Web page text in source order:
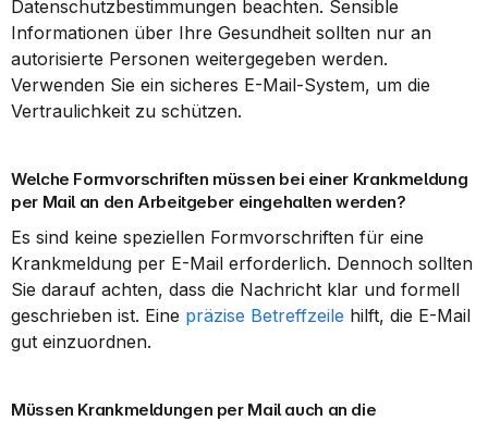
Datenschutzbestimmungen beachten. Sensible
Informationen über Ihre Gesundheit sollten nur an
autorisierte Personen weitergegeben werden.
Verwenden Sie ein sicheres E-Mail-System, um die
Vertraulichkeit zu schützen.
Welche Formvorschriften müssen bei einer Krankmeldung
per Mail an den Arbeitgeber eingehalten werden?
Es sind keine speziellen Formvorschriften für eine
Krankmeldung per E-Mail erforderlich. Dennoch sollten
Sie darauf achten, dass die Nachricht klar und formell
geschrieben ist. Eine präzise Betreffzeile hilft, die E-Mail
gut einzuordnen.
Müssen Krankmeldungen per Mail auch an die